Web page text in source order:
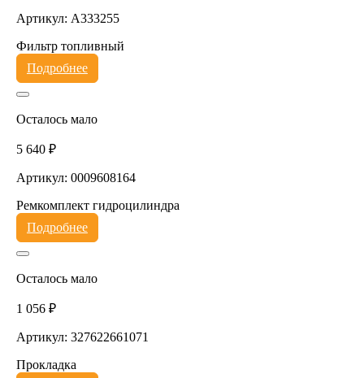
Артикул: A333255
Фильтр топливный
Подробнее
Осталось мало
5 640 ₽
Артикул: 0009608164
Ремкомплект гидроцилиндра
Подробнее
Осталось мало
1 056 ₽
Артикул: 327622661071
Прокладка